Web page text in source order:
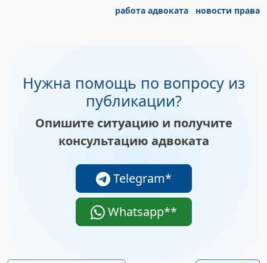
работа адвоката новости права
Нужна помощь по вопросу из
публикации?
Опишите ситуацию и получите
консультацию адвоката
Telegram*
Whatsapp**